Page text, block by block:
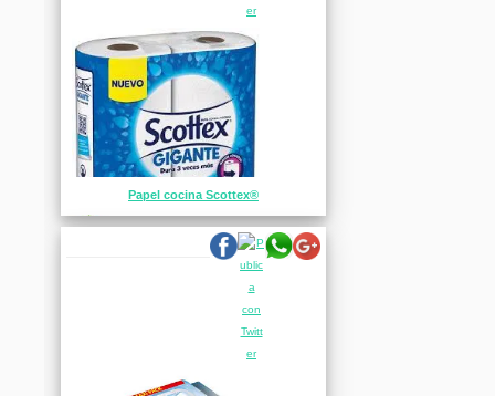
Papel cocina Scottex®